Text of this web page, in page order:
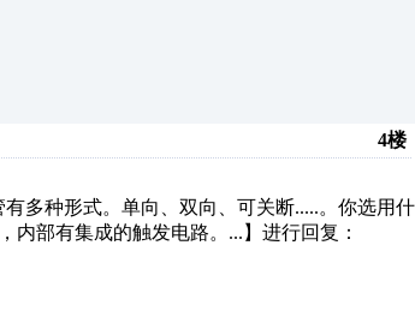
4楼
多种形式。单向、双向、可关断.....。你选用什
内部有集成的触发电路。...】进行回复：